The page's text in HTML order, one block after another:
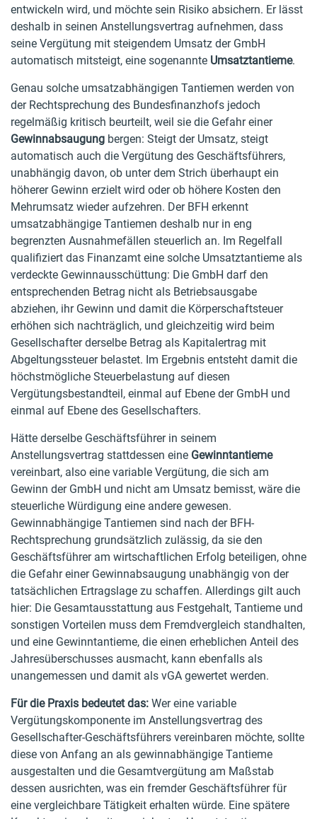
entwickeln wird, und möchte sein Risiko absichern. Er lässt
deshalb in seinen Anstellungsvertrag aufnehmen, dass
seine Vergütung mit steigendem Umsatz der GmbH
automatisch mitsteigt, eine sogenannte Umsatztantieme.
Genau solche umsatzabhängigen Tantiemen werden von
der Rechtsprechung des Bundesfinanzhofs jedoch
regelmäßig kritisch beurteilt, weil sie die Gefahr einer
Gewinnabsaugung bergen: Steigt der Umsatz, steigt
automatisch auch die Vergütung des Geschäftsführers,
unabhängig davon, ob unter dem Strich überhaupt ein
höherer Gewinn erzielt wird oder ob höhere Kosten den
Mehrumsatz wieder aufzehren. Der BFH erkennt
umsatzabhängige Tantiemen deshalb nur in eng
begrenzten Ausnahmefällen steuerlich an. Im Regelfall
qualifiziert das Finanzamt eine solche Umsatztantieme als
verdeckte Gewinnausschüttung: Die GmbH darf den
entsprechenden Betrag nicht als Betriebsausgabe
abziehen, ihr Gewinn und damit die Körperschaftsteuer
erhöhen sich nachträglich, und gleichzeitig wird beim
Gesellschafter derselbe Betrag als Kapitalertrag mit
Abgeltungssteuer belastet. Im Ergebnis entsteht damit die
höchstmögliche Steuerbelastung auf diesen
Vergütungsbestandteil, einmal auf Ebene der GmbH und
einmal auf Ebene des Gesellschafters.
Hätte derselbe Geschäftsführer in seinem
Anstellungsvertrag stattdessen eine Gewinntantieme
vereinbart, also eine variable Vergütung, die sich am
Gewinn der GmbH und nicht am Umsatz bemisst, wäre die
steuerliche Würdigung eine andere gewesen.
Gewinnabhängige Tantiemen sind nach der BFH-
Rechtsprechung grundsätzlich zulässig, da sie den
Geschäftsführer am wirtschaftlichen Erfolg beteiligen, ohne
die Gefahr einer Gewinnabsaugung unabhängig von der
tatsächlichen Ertragslage zu schaffen. Allerdings gilt auch
hier: Die Gesamtausstattung aus Festgehalt, Tantieme und
sonstigen Vorteilen muss dem Fremdvergleich standhalten,
und eine Gewinntantieme, die einen erheblichen Anteil des
Jahresüberschusses ausmacht, kann ebenfalls als
unangemessen und damit als vGA gewertet werden.
Für die Praxis bedeutet das: Wer eine variable
Vergütungskomponente im Anstellungsvertrag des
Gesellschafter-Geschäftsführers vereinbaren möchte, sollte
diese von Anfang an als gewinnabhängige Tantieme
ausgestalten und die Gesamtvergütung am Maßstab
dessen ausrichten, was ein fremder Geschäftsführer für
eine vergleichbare Tätigkeit erhalten würde. Eine spätere